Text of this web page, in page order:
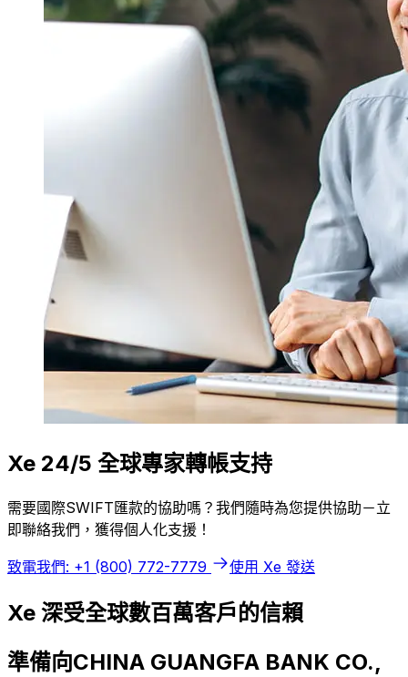
Xe 24/5 全球專家轉帳支持
需要國際SWIFT匯款的協助嗎？我們隨時為您提供協助－立
即聯絡我們，獲得個人化支援！
致電我們: +1 (800) 772-7779 使用 Xe 發送
Xe 深受全球數百萬客戶的信賴
準備向CHINA GUANGFA BANK CO.,